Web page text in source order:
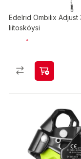
Edelrid Ombilix Adjust
liitosköysi